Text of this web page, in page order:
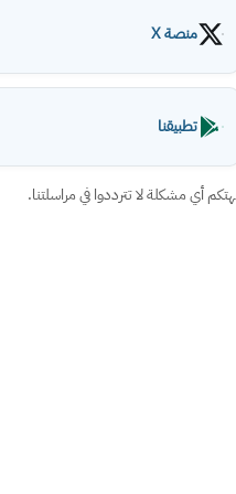
منصة X
تطبيقنا
أي مشكلة لا تترددوا في مراسلتنا.